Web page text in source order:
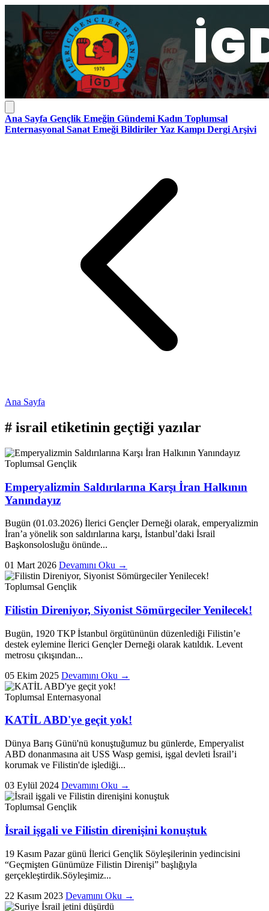
Ana Sayfa Gençlik Emeğin Gündemi Kadın Toplumsal
Enternasyonal Sanat Emeği Bildiriler Yaz Kampı Dergi Arşivi
Ana Sayfa
# israil etiketinin geçtiği yazılar
Toplumsal Gençlik
Emperyalizmin Saldırılarına Karşı İran Halkının
Yanındayız
Bugün (01.03.2026) İlerici Gençler Derneği olarak, emperyalizmin
İran’a yönelik son saldırılarına karşı, İstanbul’daki İsrail
Başkonsolosluğu önünde...
01 Mart 2026 Devamını Oku →
Toplumsal Gençlik
Filistin Direniyor, Siyonist Sömürgeciler Yenilecek!
Bugün, 1920 TKP İstanbul örgütününün düzenlediği Filistin’e
destek eylemine İlerici Gençler Derneği olarak katıldık. Levent
metrosu çıkışından...
05 Ekim 2025 Devamını Oku →
Toplumsal Enternasyonal
KATİL ABD'ye geçit yok!
Dünya Barış Günü'nü konuştuğumuz bu günlerde, Emperyalist
ABD donanmasına ait USS Wasp gemisi, işgal devleti İsrail’i
korumak ve Filistin'de işlediği...
03 Eylül 2024 Devamını Oku →
Toplumsal Gençlik
İsrail işgali ve Filistin direnişini konuştuk
19 Kasım Pazar günü İlerici Gençlik Söyleşilerinin yedincisini
“Geçmişten Günümüze Filistin Direnişi” başlığıyla
gerçekleştirdik.Söyleşimiz...
22 Kasım 2023 Devamını Oku →